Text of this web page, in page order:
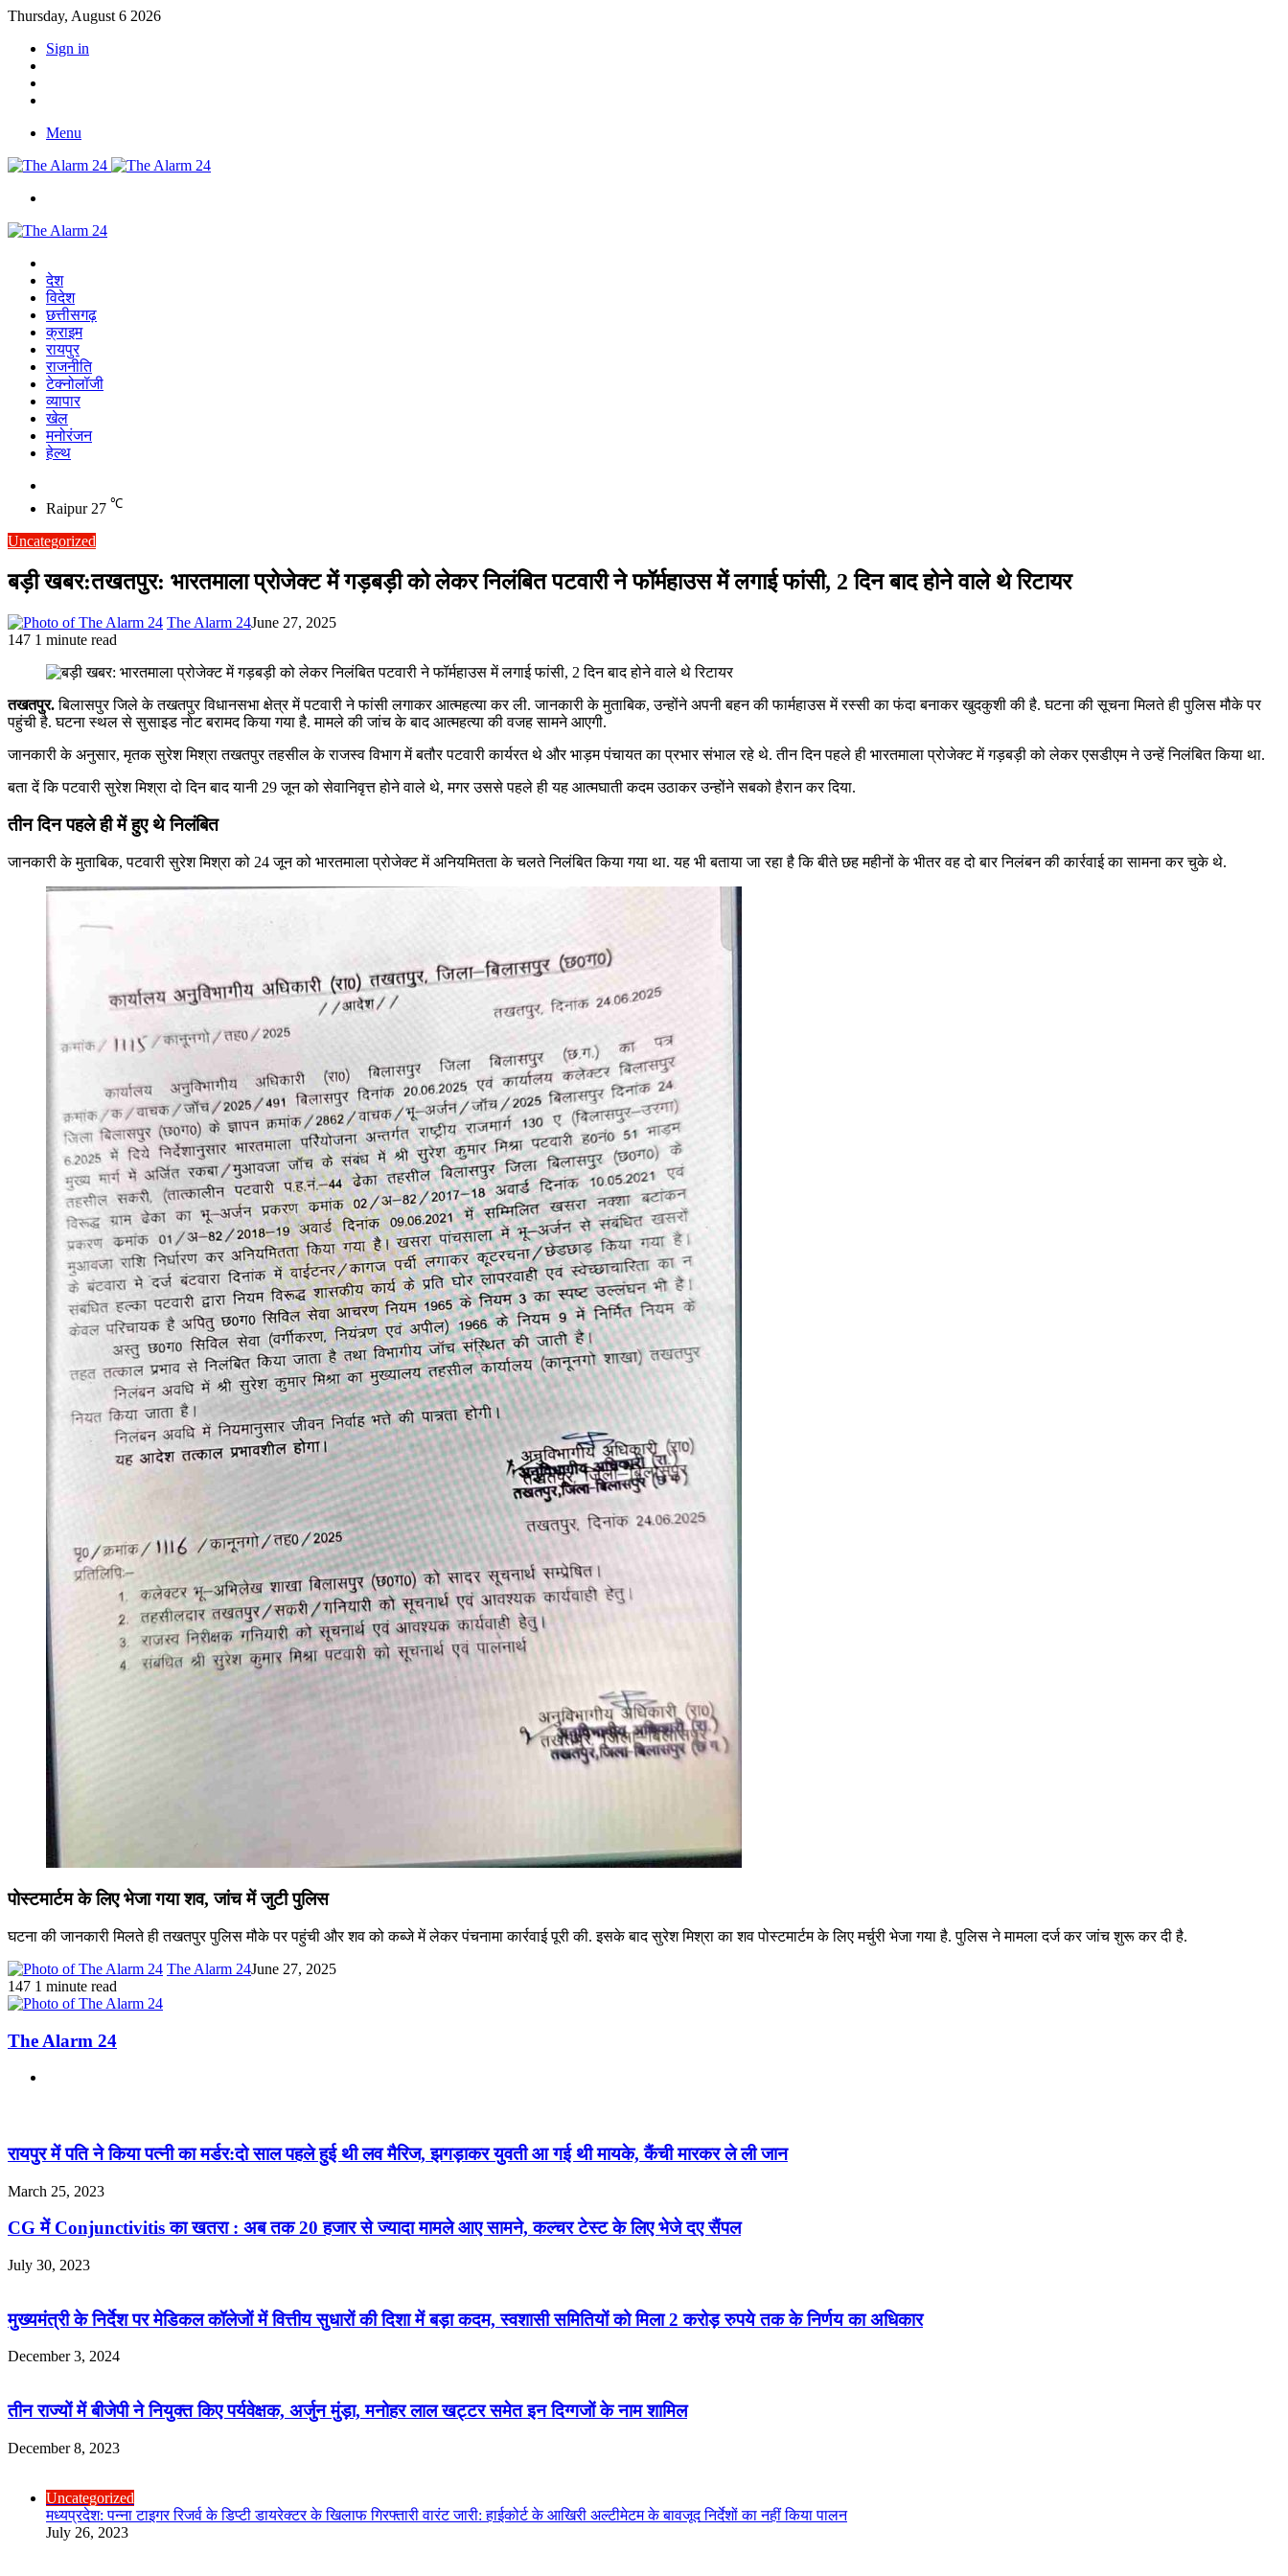
Thursday, August 6 2026
Sign in
Menu
देश
विदेश
छत्तीसगढ़
क्राइम
रायपुर
राजनीति
टेक्नोलॉजी
व्यापार
खेल
मनोरंजन
हेल्थ
skin
Raipur 27 ℃
Uncategorized
बड़ी खबर:तखतपुर: भारतमाला प्रोजेक्ट में गड़बड़ी को लेकर निलंबित पटवारी ने फॉर्महाउस में लगाई फांसी, 2 दिन बाद होने वाले थे रिटायर
The Alarm 24June 27, 2025
147 1 minute read
तखतपुर.बिलासपुर जिले के तखतपुर विधानसभा क्षेत्र में पटवारी ने फांसी लगाकर आत्महत्या कर ली. जानकारी के मुताबिक, उन्होंने अपनी बहन की फार्महाउस में रस्सी का फंदा बनाकर खुदकुशी की है. घटना की सूचना मिलते ही पुलिस मौके पर
पहुंची है. घटना स्थल से सुसाइड नोट बरामद किया गया है. मामले की जांच के बाद आत्महत्या की वजह सामने आएगी.
जानकारी के अनुसार, मृतक सुरेश मिश्रा तखतपुर तहसील के राजस्व विभाग में बतौर पटवारी कार्यरत थे और भाड़म पंचायत का प्रभार संभाल रहे थे. तीन दिन पहले ही भारतमाला प्रोजेक्ट में गड़बड़ी को लेकर एसडीएम ने उन्हें निलंबित किया था.
बता दें कि पटवारी सुरेश मिश्रा दो दिन बाद यानी 29 जून को सेवानिवृत्त होने वाले थे, मगर उससे पहले ही यह आत्मघाती कदम उठाकर उन्होंने सबको हैरान कर दिया.
तीन दिन पहलेही में हुए थे निलंबित
जानकारी के मुताबिक, पटवारी सुरेश मिश्रा को 24 जून को भारतमाला प्रोजेक्ट में अनियमितता के चलते निलंबित किया गया था. यह भी बताया जा रहा है कि बीते छह महीनों के भीतर वह दो बार निलंबन की कार्रवाई का सामना कर चुके थे.
पोस्टमार्टम के लिएभेजा गया शव, जांच में जुटी पुलिस
घटना की जानकारी मिलते ही तखतपुर पुलिस मौके पर पहुंची और शव को कब्जे में लेकर पंचनामा कार्रवाई पूरी की. इसके बाद सुरेश मिश्रा का शव पोस्टमार्टम के लिए मर्चुरी भेजा गया है. पुलिस ने मामला दर्ज कर जांच शुरू कर दी है.
The Alarm 24June 27, 2025
147 1 minute read
The Alarm 24
रायपुर में पति ने किया पत्नी का मर्डर:दो साल पहले हुई थी लव मैरिज, झगड़ाकर युवती आ गई थी मायके, कैंची मारकर ले ली जान
March 25, 2023
CG में Conjunctivitis का खतरा : अब तक 20 हजार से ज्यादा मामले आए सामने, कल्चर टेस्ट के लिए भेजे दए सैंपल
July 30, 2023
मुख्यमंत्री के निर्देश पर मेडिकल कॉलेजों में वित्तीय सुधारों की दिशा में बड़ा कदम, स्वशासी समितियों को मिला 2 करोड़ रुपये तक के निर्णय का अधिकार
December 3, 2024
तीन राज्यों में बीजेपी ने नियुक्त किए पर्यवेक्षक, अर्जुन मुंड़ा, मनोहर लाल खट्टर समेत इन दिग्गजों के नाम शामिल
December 8, 2023
Uncategorized
मध्यप्रदेश: पन्ना टाइगर रिजर्व के डिप्टी डायरेक्टर के खिलाफ गिरफ्तारी वारंट जारी: हाईकोर्ट के आखिरी अल्टीमेटम के बावजूद निर्देशों का नहीं किया पालन
July 26, 2023